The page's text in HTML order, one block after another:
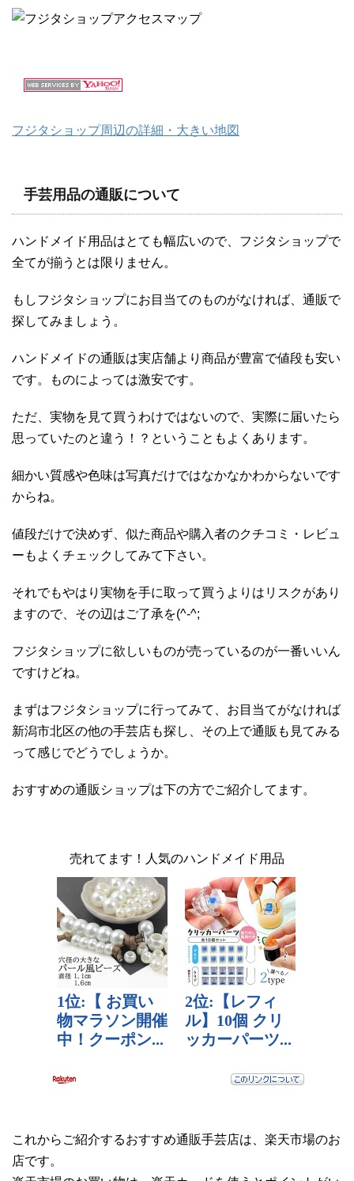
フジタショップ周辺の詳細・大きい地図
手芸用品の通販について
ハンドメイド用品はとても幅広いので、フジタショップで
全てが揃うとは限りません。
もしフジタショップにお目当てのものがなければ、通販で
探してみましょう。
ハンドメイドの通販は実店舗より商品が豊富で値段も安い
です。ものによっては激安です。
ただ、実物を見て買うわけではないので、実際に届いたら
思っていたのと違う！？ということもよくあります。
細かい質感や色味は写真だけではなかなかわからないです
からね。
値段だけで決めず、似た商品や購入者のクチコミ・レビュ
ーもよくチェックしてみて下さい。
それでもやはり実物を手に取って買うよりはリスクがあり
ますので、その辺はご了承を(^-^;
フジタショップに欲しいものが売っているのが一番いいん
ですけどね。
まずはフジタショップに行ってみて、お目当てがなければ
新潟市北区の他の手芸店も探し、その上で通販も見てみる
って感じでどうでしょうか。
おすすめの通販ショップは下の方でご紹介してます。
売れてます！人気のハンドメイド用品
これからご紹介するおすすめ通販手芸店は、楽天市場のお
店です。